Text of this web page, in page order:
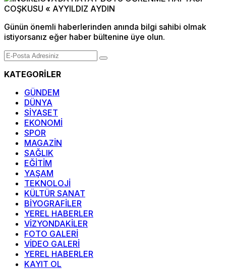
Günün önemli haberlerinden anında bilgi sahibi olmak
istiyorsanız eğer haber bültenine üye olun.
KATEGORİLER
GÜNDEM
DÜNYA
SİYASET
EKONOMİ
SPOR
MAGAZİN
SAĞLIK
EĞİTİM
YAŞAM
TEKNOLOJİ
KÜLTÜR SANAT
BİYOGRAFİLER
YEREL HABERLER
VİZYONDAKİLER
FOTO GALERİ
VİDEO GALERİ
YEREL HABERLER
KAYIT OL